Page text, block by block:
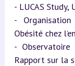
- LUCAS
-
Obésité chez
-
Rapport sur la